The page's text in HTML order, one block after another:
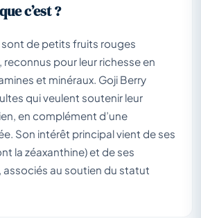
c’est ?
sont de petits fruits rouges
reconnus pour leur richesse en
et minéraux. Goji Berry
qui veulent soutenir leur
en complément d’une
Son intérêt principal vient de ses
la zéaxanthine) et de ses
au soutien du statut